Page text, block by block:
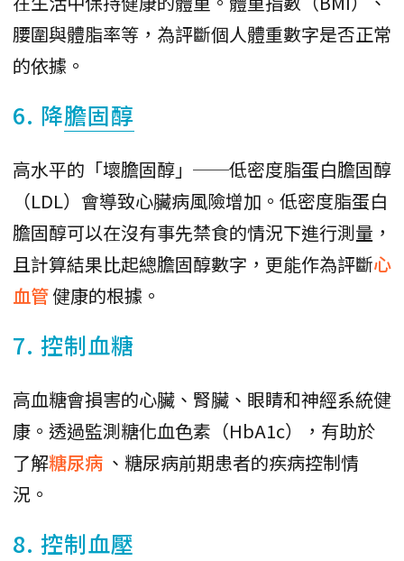
腰圍與體脂率等，為評斷個人體重數字是否正常
的依據。
6. 降膽固醇
高水平的「壞膽固醇」──低密度脂蛋白膽固醇
（LDL）會導致心臟病風險增加。低密度脂蛋白
膽固醇可以在沒有事先禁食的情況下進行測量，
且計算結果比起總膽固醇數字，更能作為評斷心
血管健康的根據。
7. 控制血糖
高血糖會損害的心臟、腎臟、眼睛和神經系統健
康。透過監測糖化血色素（HbA1c），有助於
了解糖尿病 、糖尿病前期患者的疾病控制情
況。
8. 控制血壓